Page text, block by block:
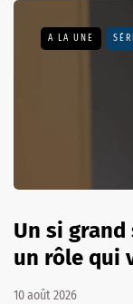
A LA UNE
Un si grand
un rôle qui
10 août 2026